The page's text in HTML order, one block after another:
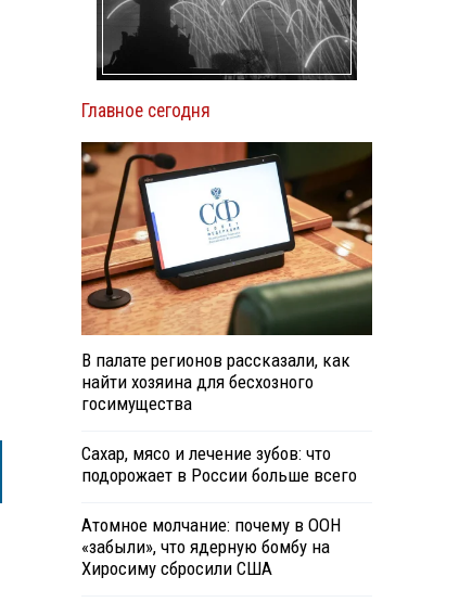
Главное сегодня
В палате регионов рассказали, как
найти хозяина для бесхозного
госимущества
Сахар, мясо и лечение зубов: что
подорожает в России больше всего
Атомное молчание: почему в ООН
«забыли», что ядерную бомбу на
Хиросиму сбросили США